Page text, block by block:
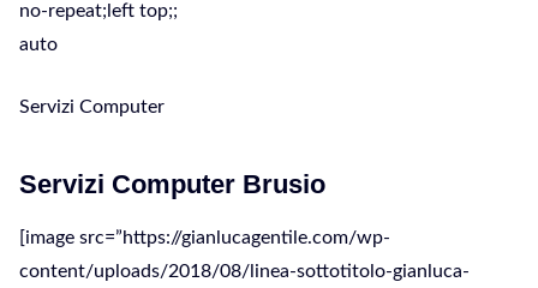
no-repeat;left top;;
auto
Servizi Computer
Servizi Computer Brusio
[image src=”https://gianlucagentile.com/wp-
content/uploads/2018/08/linea-sottotitolo-gianluca-